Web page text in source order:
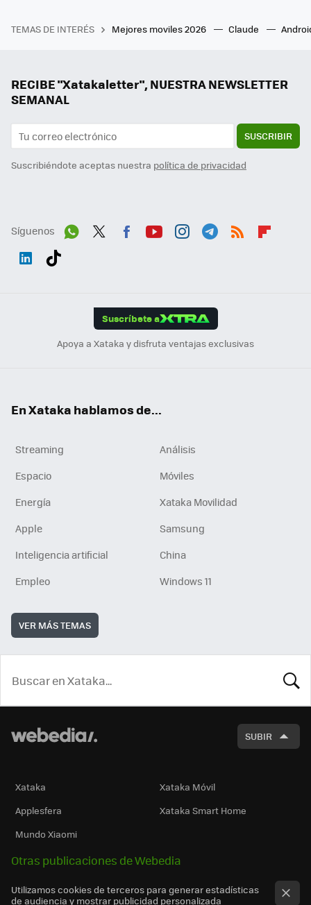
TEMAS DE INTERÉS Mejores moviles 2026 Claude
RECIBE "Xatakaletter", NUESTRA NEWSLETTER
SEMANAL
SUSCRIBIR
Suscribiéndote aceptas nuestra política de privacidad
Síguenos
Suscríbete a
Apoya a Xataka y disfruta ventajas exclusivas
En Xataka hablamos de...
Streaming
Análisis
Espacio
Móviles
Energía
Xataka Movilidad
Apple
Samsung
Inteligencia artificial
China
Empleo
Windows 11
VER MÁS TEMAS
SUBIR
Xataka
Xataka Móvil
Applesfera
Xataka Smart Home
Mundo Xiaomi
Otras publicaciones de Webedia
Utilizamos cookies de terceros para generar estadísticas
de audiencia y mostrar publicidad personalizada